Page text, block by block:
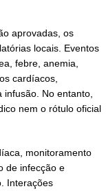
aprovadas, os
locais. Eventos
febre, anemia,
cardíacos,
No entanto,
nem o rótulo oficial
monitoramento
de infecção e
Interações